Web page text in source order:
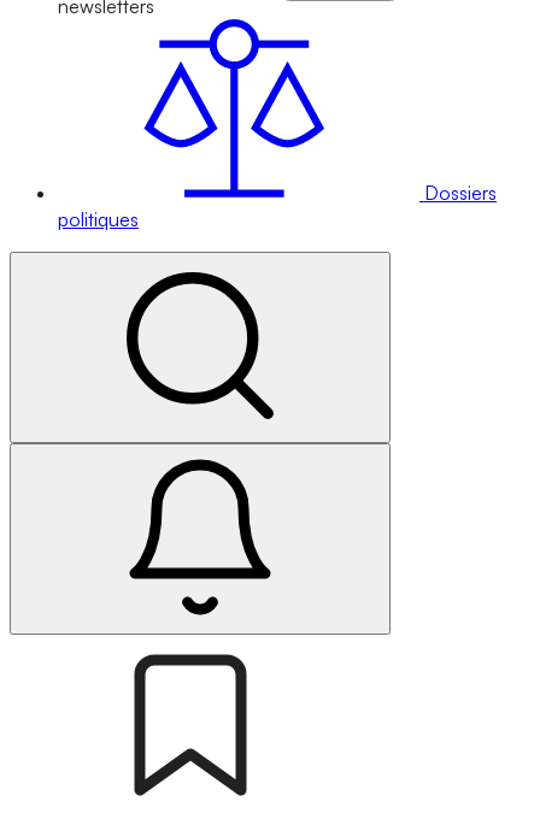
newsletters
Dossiers
politiques